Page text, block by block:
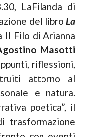
LaFilanda di
del libro La
Il Filo di Arianna
Masotti
riflessioni,
attorno al
e natura.
poetica”, il
trasformazione